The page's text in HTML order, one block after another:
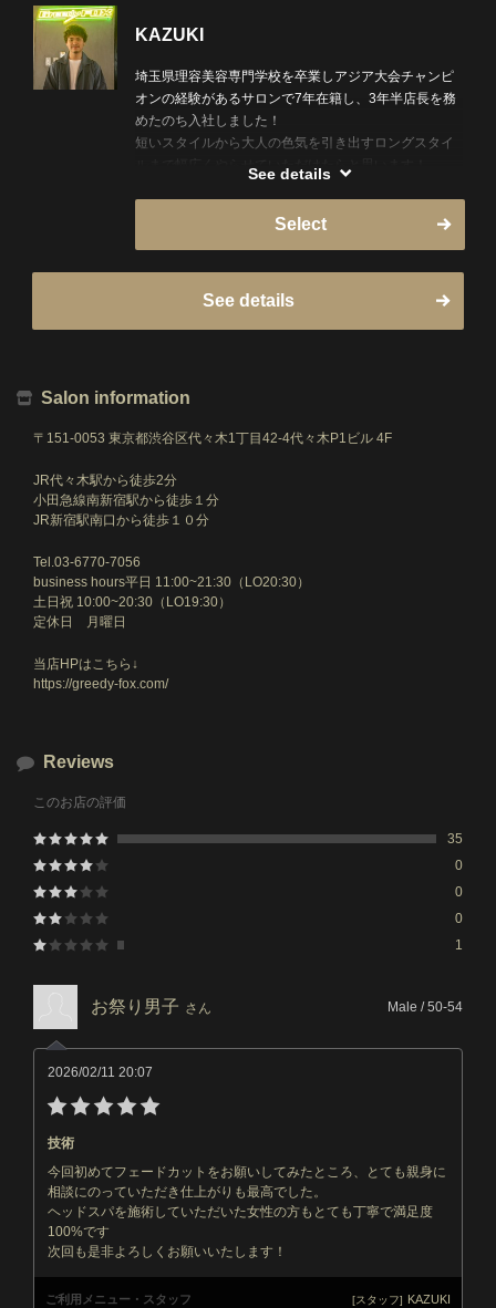
KAZUKI
埼玉県理容美容専門学校を卒業しアジア大会チャンピ
オンの経験があるサロンで7年在籍し、3年半店長を務
めたのち入社しました！
短いスタイルから大人の色気を引き出すロングスタイ
ルまで幅広くやらせていただけたらと思います！
See details
Select
See details
Salon information
〒151-0053 東京都渋谷区代々木1丁目42-4代々木P1ビル 4F
JR代々木駅から徒歩2分
小田急線南新宿駅から徒歩１分
JR新宿駅南口から徒歩１０分
Tel.03-6770-7056
business hours平日 11:00~21:30（LO20:30）
土日祝 10:00~20:30（LO19:30）
定休日 月曜日
当店HPはこちら↓
https://greedy-fox.com/
Reviews
このお店の評価
35
0
0
0
1
お祭り男子 さん Male / 50-54
2026/02/11 20:07
技術
今回初めてフェードカットをお願いしてみたところ、とても親身に
相談にのっていただき仕上がりも最高でした。
ヘッドスパを施術していただいた女性の方もとても丁寧で満足度
100%です
次回も是非よろしくお願いいたします！
ご利用メニュー・スタッフ [スタッフ] KAZUKI